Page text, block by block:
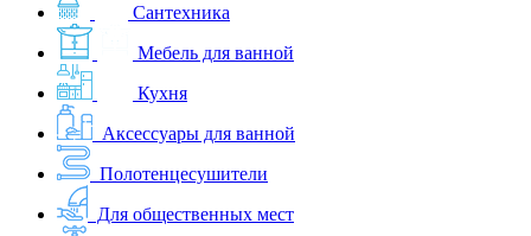
Сантехника
Мебель для ванной
Кухня
Аксессуары для ванной
Полотенцесушители
Для общественных мест